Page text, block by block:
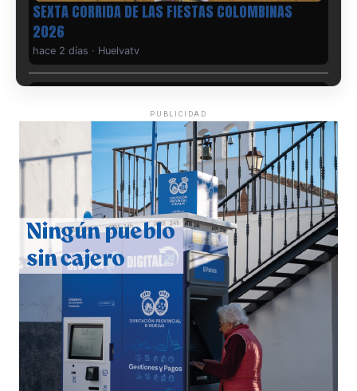
6º DÍA DE LAS FIESTAS COLOMBINAS 2026
hace 2 días
QUINTA CORRIDA DE LAS FIESTAS COLOMBINAS
2026
hace 3 días Huelvatv
PUBLICIDAD